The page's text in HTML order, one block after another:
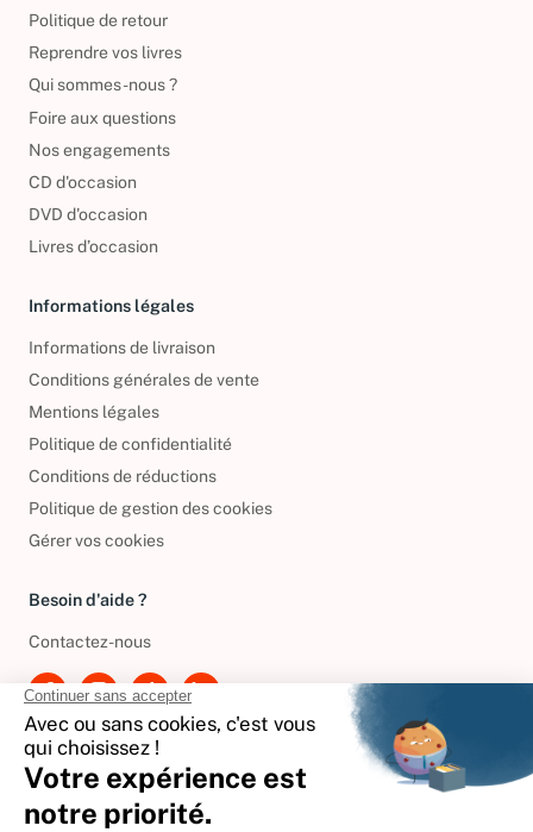
Politique de retour
Reprendre vos livres
Qui sommes-nous ?
Foire aux questions
Nos engagements
CD d'occasion
DVD d'occasion
Livres d’occasion
Informations légales
Informations de livraison
Conditions générales de vente
Mentions légales
Politique de confidentialité
Conditions de réductions
Politique de gestion des cookies
Gérer vos cookies
Besoin d'aide ?
Contactez-nous
International
🇪🇸 Espagne
🇩🇪Allemagne